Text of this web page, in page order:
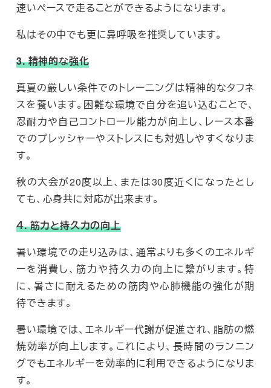
速いペースで走ることができるようになります。
私はその中でも更に鼻呼吸を推奨しています。
3. 精神的な強化
真夏の厳しい条件でのトレーニングは精神的なタフネ
スを養います。困難な環境で自分を追い込むことで、
忍耐力や自己コントロール能力が向上し、レース本番
でのプレッシャーやストレスにも対処しやすくなりま
す。
秋の大会が20度以上、または30度近くになったとし
ても、心身共に対応が出来ます。
４. 筋力と持久力の向上
暑い環境での走り込みは、通常よりも多くのエネルギ
ーを消費し、筋力や持久力の向上に繋がります。特
に、暑さに耐えるための筋肉や心肺機能の強化が期
待できます。
暑い環境では、エネルギー代謝が促進され、脂肪の燃
焼効率が向上します。これにより、長時間のランニン
グでもエネルギーを効率的に利用できるようになりま
す。